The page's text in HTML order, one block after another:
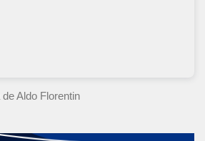
de Aldo Florentin